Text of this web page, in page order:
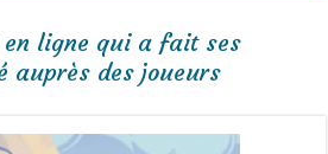
ligne qui a fait ses
auprès des joueurs